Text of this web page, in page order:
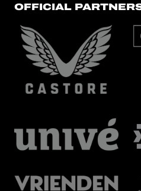
OFFICIAL